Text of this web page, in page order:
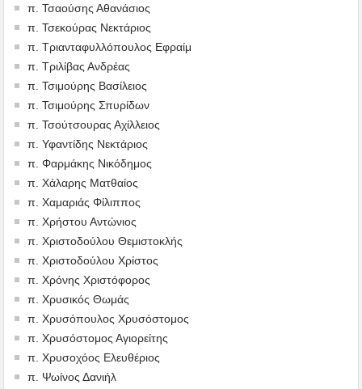
π. Τσαούσης Αθανάσιος
π. Τσεκούρας Νεκτάριος
π. Τριανταφυλλόπουλος Εφραίμ
π. Τριλίβας Ανδρέας
π. Τσιμούρης Βασίλειος
π. Τσιμούρης Σπυρίδων
π. Τσούτσουρας Αχίλλειος
π. Υφαντίδης Νεκτάριος
π. Φαρμάκης Νικόδημος
π. Χάλαρης Ματθαίος
π. Χαμαριάς Φίλιππος
π. Χρήστου Αντώνιος
π. Χριστοδούλου Θεμιστοκλής
π. Χριστοδούλου Χρίστος
π. Χρόνης Χριστόφορος
π. Χρυσικός Θωμάς
π. Χρυσόπουλος Χρυσόστομος
π. Χρυσόστομος Αγιορείτης
π. Χρυσοχόος Ελευθέριος
π. Ψωίνος Δανιήλ